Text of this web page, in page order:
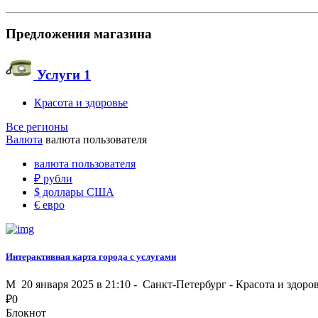
Предложения магазина
Услуги 1
Красота и здоровье
Все регионы
Валюта валюта пользователя
валюта пользователя
₽ рубли
$ доллары США
€ евро
Интерактивная карта города с услугами
M 20 января 2025 в 21:10 - Санкт-Петербург - Красота и
₽0
Блокнот